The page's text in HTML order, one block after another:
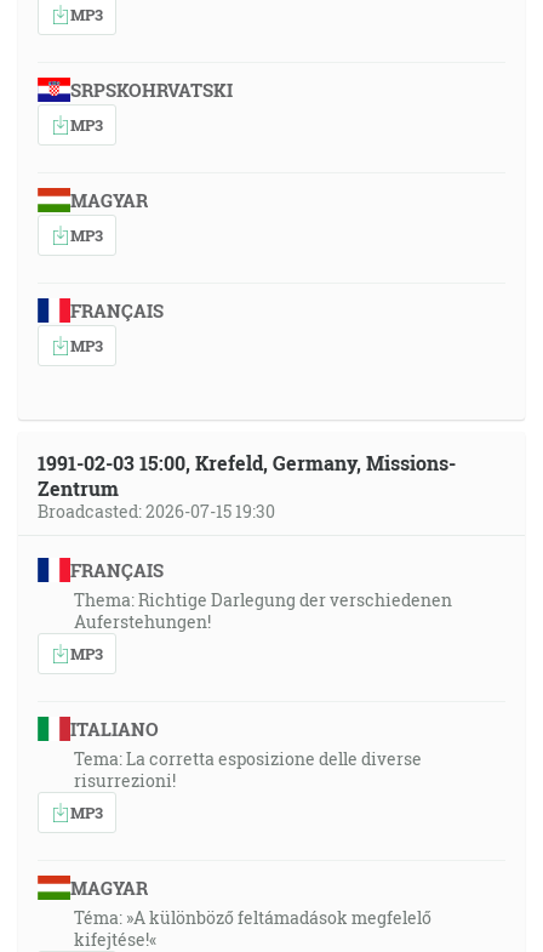
MP3
SRPSKOHRVATSKI
MP3
MAGYAR
MP3
FRANÇAIS
MP3
1991-02-03 15:00, Krefeld, Germany, Missions-
Zentrum
Broadcasted: 2026-07-15 19:30
FRANÇAIS
Thema: Richtige Darlegung der verschiedenen
Auferstehungen!
MP3
ITALIANO
Tema: La corretta esposizione delle diverse
risurrezioni!
MP3
MAGYAR
Téma: »A különböző feltámadások megfelelő
kifejtése!«